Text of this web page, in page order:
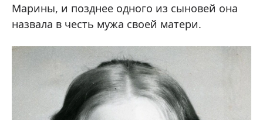
Марины, и позднее одного из сыновей она
назвала в честь мужа своей матери.